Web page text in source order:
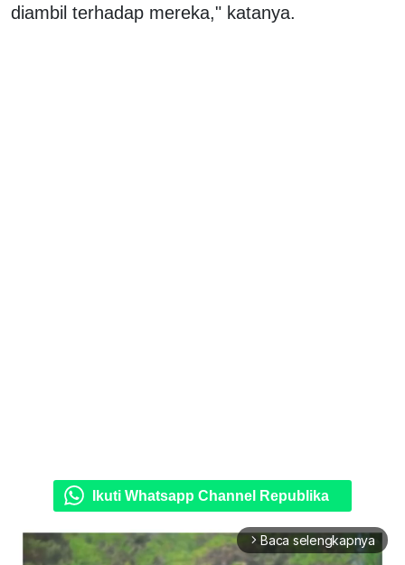
diambil terhadap mereka," katanya.
Ikuti Whatsapp Channel Republika
arrow_forward_ios Baca selengkapnya